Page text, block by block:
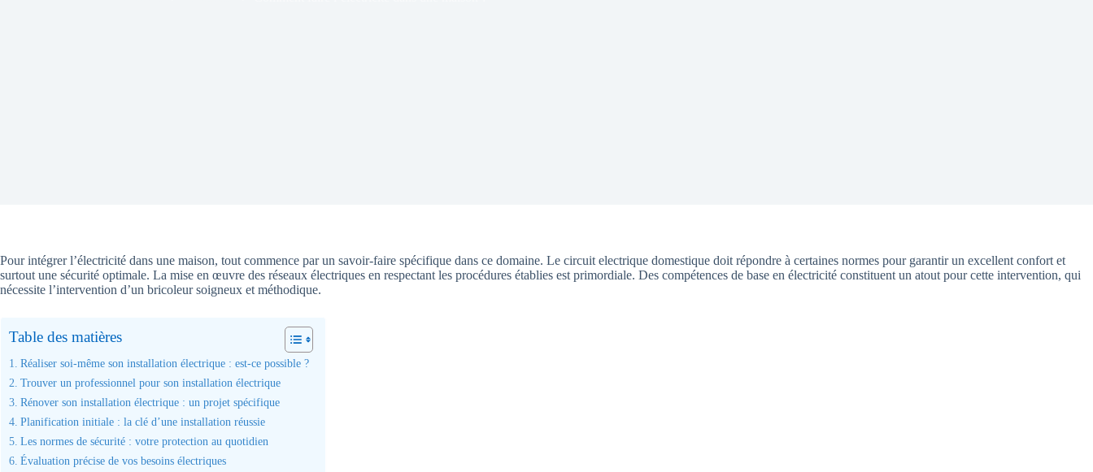
Pour intégrer l’électricité dans une maison, tout commence par un savoir-faire spécifique dans ce domaine. Le circuit electrique domestique doit répondre à certaines normes pour garantir un excellent confort et
surtout une sécurité optimale. La mise en œuvre des réseaux électriques en respectant les procédures établies est primordiale. Des compétences de base en électricité constituent un atout pour cette intervention, qui
nécessite l’intervention d’un bricoleur soigneux et méthodique.
Table des matières
Réaliser soi-même son installation électrique : est-ce possible ?
Trouver un professionnel pour son installation électrique
Rénover son installation électrique : un projet spécifique
Planification initiale : la clé d’une installation réussie
Les normes de sécurité : votre protection au quotidien
Évaluation précise de vos besoins électriques